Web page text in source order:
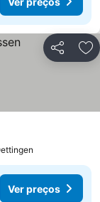
Partilhar
Ver preços